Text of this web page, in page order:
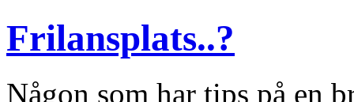
Frilansplats..?
Någon som har tips på en